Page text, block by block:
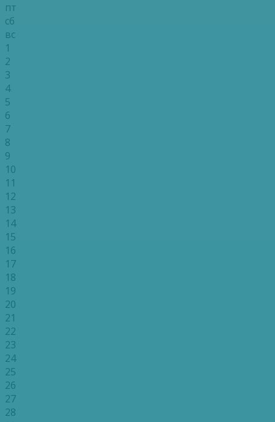
пт
сб
вс
1
2
3
4
5
6
7
8
9
10
11
12
13
14
15
16
17
18
19
20
21
22
23
24
25
26
27
28